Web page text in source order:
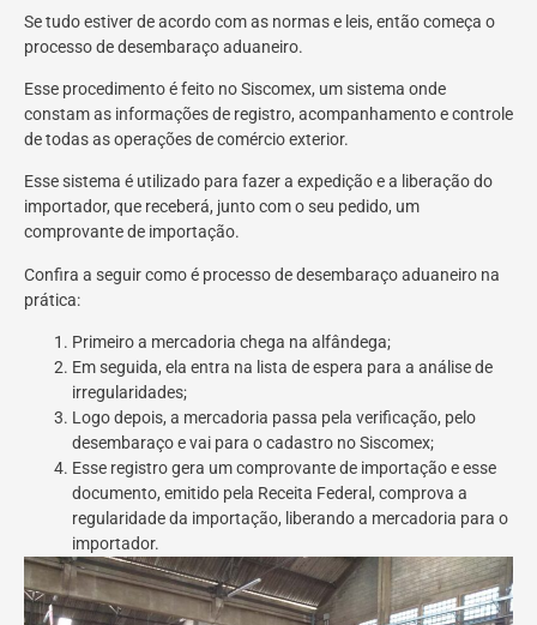
Se tudo estiver de acordo com as normas e leis, então começa o
processo de desembaraço aduaneiro.
Esse procedimento é feito no Siscomex, um sistema onde
constam as informações de registro, acompanhamento e controle
de todas as operações de comércio exterior.
Esse sistema é utilizado para fazer a expedição e a liberação do
importador, que receberá, junto com o seu pedido, um
comprovante de importação.
Confira a seguir como é processo de desembaraço aduaneiro na
prática:
Primeiro a mercadoria chega na alfândega;
Em seguida, ela entra na lista de espera para a análise de
irregularidades;
Logo depois, a mercadoria passa pela verificação, pelo
desembaraço e vai para o cadastro no Siscomex;
Esse registro gera um comprovante de importação e esse
documento, emitido pela Receita Federal, comprova a
regularidade da importação, liberando a mercadoria para o
importador.